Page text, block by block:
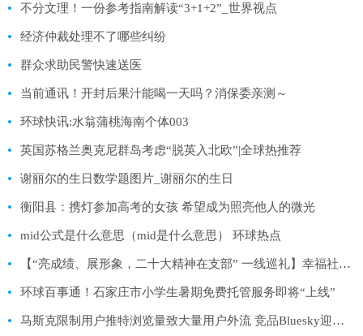
不分文理！一份参考指南解读“3+1+2”_世界视点
经济仲裁处理不了哪些纠纷
群众求助民警快速送医
当前通讯！开封后果汁能喝一天吗？消保委亲测～
环球快讯:水翁蒲桃海南个体003
英国苏格兰奥克尼群岛考虑“脱英入北欧”|全球热推荐
谢丽尔的生日数学题图片_谢丽尔的生日
衡阳县：携灯参加高考的女孩 希望成为照亮他人的微光
mid公式是什么意思（mid是什么意思） 环球热点
【“亮成绩、展形象，二十大精神在支部” 一线巡礼】幸福社区暖民心-世界速读
环球百事通！石家庄市小学生暑期免费托管服务即将“上线”
马斯克限制用户推特浏览量致大量用户外流 竞品Bluesky迎来创纪录流量